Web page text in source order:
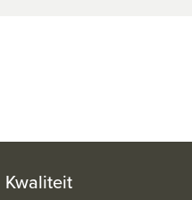
Kwaliteit